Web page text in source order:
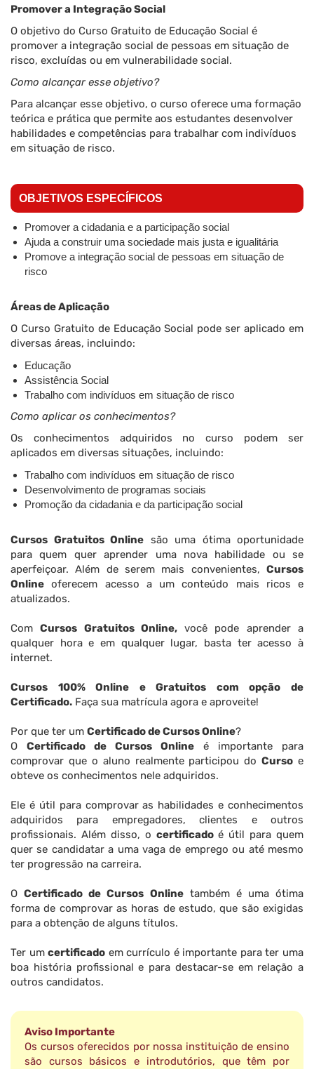
Promover a Integração Social
O objetivo do Curso Gratuito de Educação Social é
promover a integração social de pessoas em situação de
risco, excluídas ou em vulnerabilidade social.
Como alcançar esse objetivo?
Para alcançar esse objetivo, o curso oferece uma formação
teórica e prática que permite aos estudantes desenvolver
habilidades e competências para trabalhar com indivíduos
em situação de risco.
OBJETIVOS ESPECÍFICOS
Promover a cidadania e a participação social
Ajuda a construir uma sociedade mais justa e igualitária
Promove a integração social de pessoas em situação de
risco
Áreas de Aplicação
O Curso Gratuito de Educação Social pode ser aplicado em
diversas áreas, incluindo:
Educação
Assistência Social
Trabalho com indivíduos em situação de risco
Como aplicar os conhecimentos?
Os conhecimentos adquiridos no curso podem ser
aplicados em diversas situações, incluindo:
Trabalho com indivíduos em situação de risco
Desenvolvimento de programas sociais
Promoção da cidadania e da participação social
Cursos Gratuitos Online são uma ótima oportunidade
para quem quer aprender uma nova habilidade ou se
aperfeiçoar. Além de serem mais convenientes, Cursos
Online oferecem acesso a um conteúdo mais ricos e
atualizados.
ComCursos Gratuitos Online,você pode aprender a
qualquer hora e em qualquer lugar, basta ter acesso à
internet.
Cursos 100% Online e Gratuitos com opção de
Certificado. Faça sua matrícula agora e aproveite!
Por que ter um Certificado de Cursos Online?
O Certificado de Cursos Online é importante para
comprovar que o aluno realmente participou doCurso e
obteve os conhecimentos nele adquiridos.
Ele é útil para comprovar as habilidades e conhecimentos
adquiridos para empregadores, clientes e outros
profissionais. Além disso, o certificadoé útil para quem
quer se candidatar a uma vaga de emprego ou até mesmo
ter progressão na carreira.
OCertificado de Cursos Onlinetambém é uma ótima
forma de comprovar as horas de estudo, que são exigidas
para a obtenção de alguns títulos.
Ter umcertificado em currículo é importante para ter uma
boa história profissional e para destacar-se em relação a
outros candidatos.
Aviso Importante
Os cursos oferecidos por nossa instituição de ensino
são cursos básicos e introdutórios, que têm por